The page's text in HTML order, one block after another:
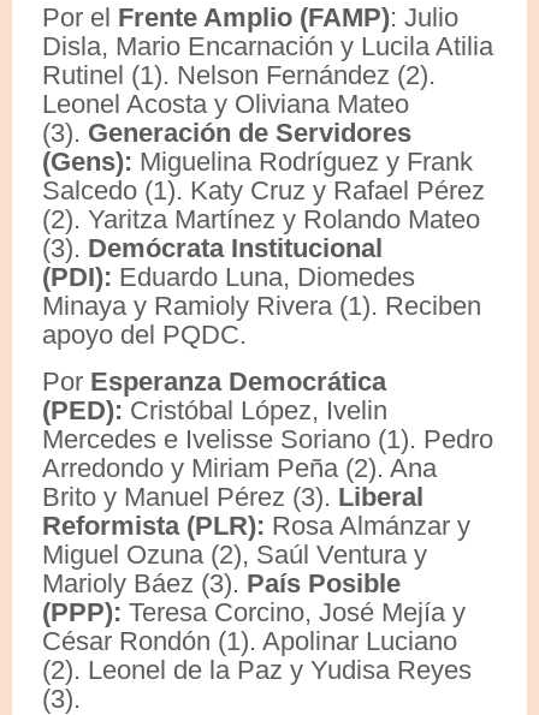
Por el Frente Amplio (FAMP): Julio
Disla, Mario Encarnación y Lucila Atilia
Rutinel (1). Nelson Fernández (2).
Leonel Acosta y Oliviana Mateo
(3). Generación de Servidores
(Gens): Miguelina Rodríguez y Frank
Salcedo (1). Katy Cruz y Rafael Pérez
(2). Yaritza Martínez y Rolando Mateo
(3). Demócrata Institucional
(PDI): Eduardo Luna, Diomedes
Minaya y Ramioly Rivera (1). Reciben
apoyo del PQDC.
Por Esperanza Democrática
(PED): Cristóbal López, Ivelin
Mercedes e Ivelisse Soriano (1). Pedro
Arredondo y Miriam Peña (2). Ana
Brito y Manuel Pérez (3). Liberal
Reformista (PLR): Rosa Almánzar y
Miguel Ozuna (2), Saúl Ventura y
Marioly Báez (3). País Posible
(PPP): Teresa Corcino, José Mejía y
César Rondón (1). Apolinar Luciano
(2). Leonel de la Paz y Yudisa Reyes
(3).